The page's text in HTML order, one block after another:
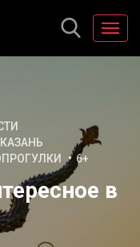
КАЗАНЬ
6+
в